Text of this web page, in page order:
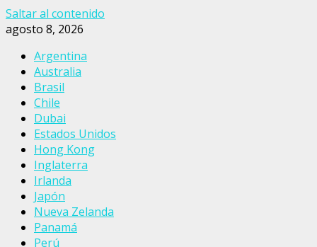
Saltar al contenido
agosto 8, 2026
Argentina
Australia
Brasil
Chile
Dubai
Estados Unidos
Hong Kong
Inglaterra
Irlanda
Japón
Nueva Zelanda
Panamá
Perú